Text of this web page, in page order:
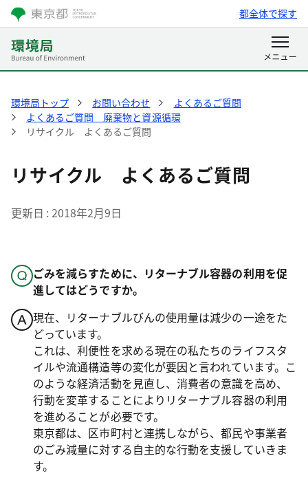
都全体で探す
環境局トップ お問い合わせ
よくあるご質問
よくあるご質問 廃棄物と資源循環
リサイクル よくあるご質問
リサイクル よくあるご質問
更新日 2018年2月9日
ごみを減らすために、リターナブル容器の利用を促
進してはどうですか。
現在、リターナブルびんの使用量は減少の一途をた
どっています。
これは、利便性を求める現在の私たちのライフスタ
イルや流通構造等の変化が要因と言われています。こ
のような経済活動を見直し、消費者の意識を高め、
行動を変革することによりリターナブル容器の利用
を進めることが必要です。
東京都は、区市町村と連携しながら、都民や事業者
のごみ減量に対する自主的な行動を支援していきま
す。